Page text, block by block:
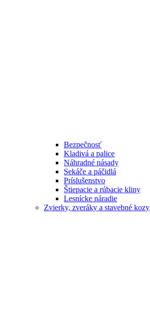
Bezpečnosť
Kladivá a palice
Náhradné násady
Sekáče a páčidlá
Príslušenstvo
Štiepacie a rúbacie kliny
Lesnícke náradie
Zvierky, zveráky a stavebné kozy